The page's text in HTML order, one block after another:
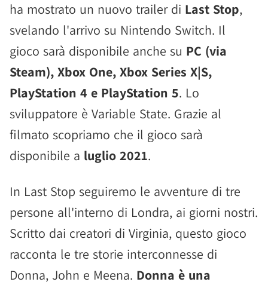
ha mostrato un nuovo trailer di Last Stop,
svelando l'arrivo su Nintendo Switch. Il
gioco sarà disponibile anche su PC (via
Steam), Xbox One, Xbox Series X|S,
PlayStation 4 e PlayStation 5. Lo
sviluppatore è Variable State. Grazie al
filmato scopriamo che il gioco sarà
disponibile a luglio 2021.
In Last Stop seguiremo le avventure di tre
persone all'interno di Londra, ai giorni nostri.
Scritto dai creatori di Virginia, questo gioco
racconta le tre storie interconnesse di
Donna, John e Meena. Donna è una